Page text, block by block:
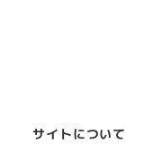
サイトについて